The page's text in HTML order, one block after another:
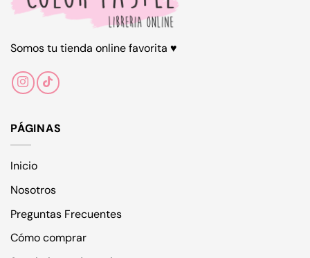
Somos tu tienda online favorita ♥
PÁGINAS
Inicio
Nosotros
Preguntas Frecuentes
Cómo comprar